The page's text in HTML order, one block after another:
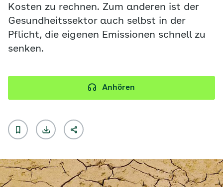
Kosten zu rechnen. Zum anderen ist der
Gesundheitssektor auch selbst in der
Pflicht, die eigenen Emissionen schnell zu
senken.
Anhören